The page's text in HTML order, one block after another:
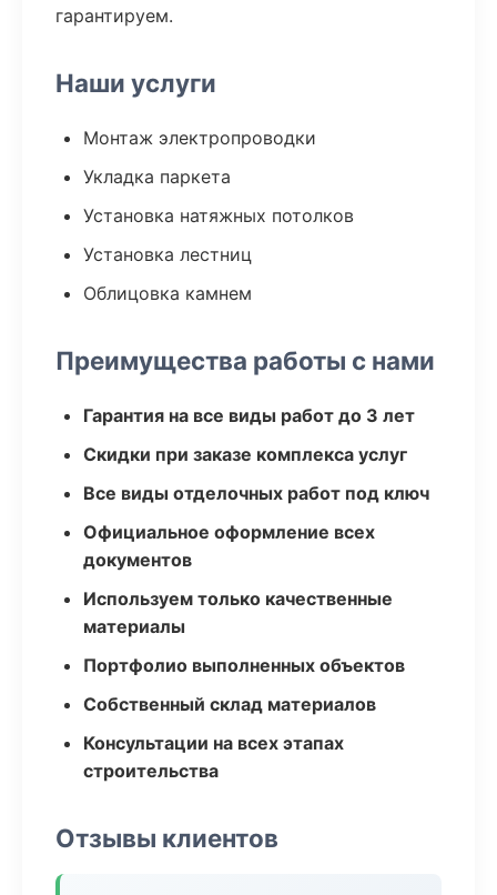
гарантируем.
Наши услуги
Монтаж электропроводки
Укладка паркета
Установка натяжных потолков
Установка лестниц
Облицовка камнем
Преимущества работы с нами
Гарантия на все виды работ до 3 лет
Скидки при заказе комплекса услуг
Все виды отделочных работ под ключ
Официальное оформление всех
документов
Используем только качественные
материалы
Портфолио выполненных объектов
Собственный склад материалов
Консультации на всех этапах
строительства
Отзывы клиентов